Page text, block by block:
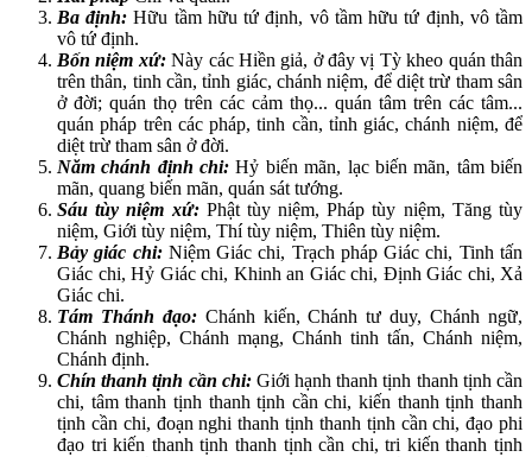
Ba định: Hữu tầm hữu tứ định, vô tầm hữu tứ định, vô tầm
vô tứ định.
Bốn niệm xứ:Này các Hiền giả, ở đây vị Tỳ kheo quán thân
trên thân, tinh cần, tỉnh giác, chánh niệm, để diệt trừ tham sân
ở đời; quán thọ trên các cảm thọ... quán tâm trên các tâm...
quán pháp trên các pháp, tinh cần, tỉnh giác, chánh niệm, để
diệt trừ tham sân ở đời.
Năm chánh định chi: Hỷ biến mãn, lạc biến mãn, tâm biến
mãn, quang biến mãn, quán sát tướng.
Sáu tùy niệm xứ:Phật tùy niệm, Pháp tùy niệm, Tăng tùy
niệm, Giới tùy niệm, Thí tùy niệm, Thiên tùy niệm.
Bảy giác chi: Niệm Giác chi, Trạch pháp Giác chi, Tinh tấn
Giác chi, Hỷ Giác chi, Khinh an Giác chi, Ðịnh Giác chi, Xả
Giác chi.
Tám Thánh đạo:Chánh kiến, Chánh tư duy, Chánh ngữ,
Chánh nghiệp, Chánh mạng, Chánh tinh tấn, Chánh niệm,
Chánh định.
Chín thanh tịnh cần chi:Giới hạnh thanh tịnh thanh tịnh cần
chi, tâm thanh tịnh thanh tịnh cần chi, kiến thanh tịnh thanh
tịnh cần chi, đoạn nghi thanh tịnh thanh tịnh cần chi, đạo phi
đạo tri kiến thanh tịnh thanh tịnh cần chi, tri kiến thanh tịnh